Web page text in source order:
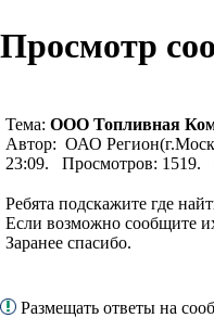
Просмотр
Тема: ООО Топливная
Автор: ОАО
23:09. Просмотров: 1519.
Ребята подскажите где
Если возможно сообщите
Заранее спасибо.
Размещать ответы на